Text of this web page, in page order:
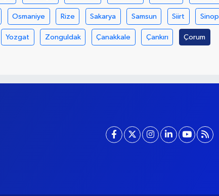
Osmaniye Rize Sakarya Samsun Siirt Sinop
Yozgat Zonguldak Çanakkale Çankırı Çorum